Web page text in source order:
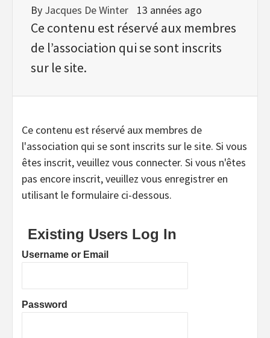
By Jacques De Winter 13 années ago
Ce contenu est réservé aux membres
de l’association qui se sont inscrits
sur le site.
Ce contenu est réservé aux membres de
l'association qui se sont inscrits sur le site. Si vous
êtes inscrit, veuillez vous connecter. Si vous n'êtes
pas encore inscrit, veuillez vous enregistrer en
utilisant le formulaire ci-dessous.
Existing Users Log In
Username or Email
Password